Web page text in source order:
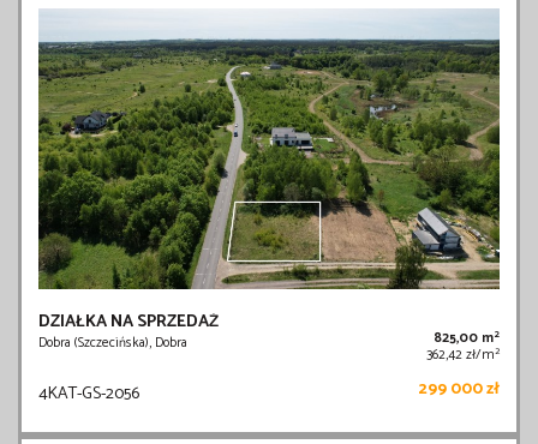
DZIAŁKA NA SPRZEDAŻ
Dobra (Szczecińska), Dobra 825,00 m2
362,42 zł/m2
4KAT-GS-2056 299 000 zł